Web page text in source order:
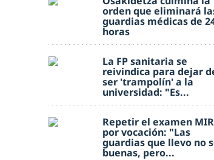
orden que eliminará
guardias médicas de
horas
La FP sanitaria se
reivindica para dejar
ser 'trampolín' a la
universidad: "Es...
Repetir el examen MIR
por vocación: "Las
guardias que llevo no
buenas, pero...